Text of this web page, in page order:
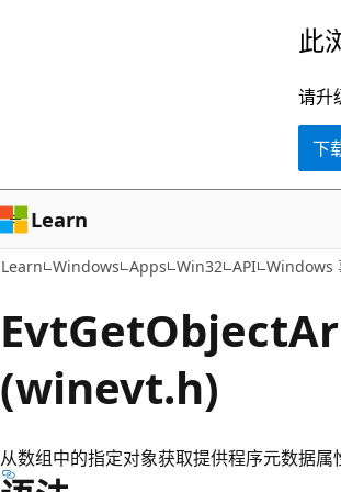
容
此
请升
下
Learn
Learn Windows Apps Win32 API Windows
(winevt.h)
从数组中的指定对象获取提供程序元数据属